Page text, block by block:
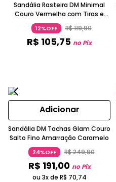
Sandália Rasteira DM Minimal
Couro Vermelha com Tiras e
Fivela
12%OFF R$119,90
R$ 105,75 no Pix
Adicionar
Sandália DM Tachas Glam Couro
Salto Fino Amarração Caramelo
24%OFF R$249,90
R$ 191,00 no Pix
ou 3x de R$ 70,74